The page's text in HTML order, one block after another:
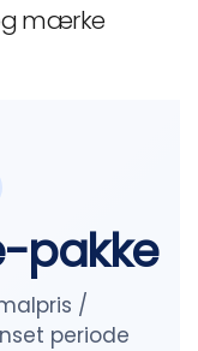
mærke
pakke
/
periode